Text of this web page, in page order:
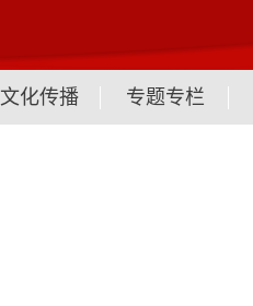
文化传播 专题专栏